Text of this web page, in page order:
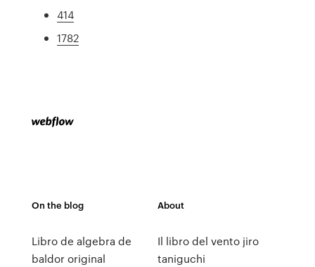
414
1782
On the blog
Libro de algebra de
baldor original
About
Il libro del vento jiro
taniguchi